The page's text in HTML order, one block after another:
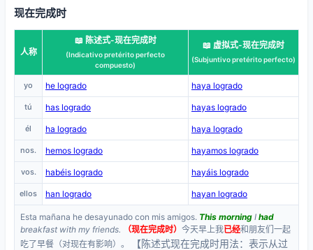
现在完成时
人称
📖 陈述式-现在完成时
(Indicativo pretérito perfecto
compuesto)
📖 虚拟式-现在完成时
(Subjuntivo pretérito perfecto)
yo he logrado haya logrado
tú has logrado hayas logrado
él ha logrado haya logrado
nos. hemos logrado hayamos logrado
vos. habéis logrado hayáis logrado
ellos han logrado hayan logrado
Esta mañana he desayunado con mis amigos. This morning I had
breakfast with my friends.
（现在完成时） 今天早上我已经和朋友们一起
吃了早餐（对现在有影响）。
【陈述式现在完成时用法：表示从过